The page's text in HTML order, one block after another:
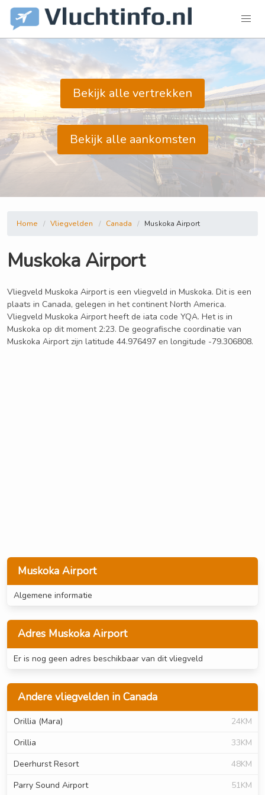
Bekijk alle vertrekken
Bekijk alle aankomsten
Muskoka Airport
Algemene informatie
Adres Muskoka Airport
Er is nog geen adres beschikbaar van dit vliegveld
Andere vliegvelden in Canada
Orillia (Mara)
24KM
Orillia
33KM
Deerhurst Resort
48KM
Parry Sound Airport
51KM
Home Vliegvelden Canada Muskoka Airport
Muskoka Airport
Vliegveld Muskoka Airport is een vliegveld in Muskoka. Dit is een
plaats in Canada, gelegen in het continent North America.
Vliegveld Muskoka Airport heeft de iata code YQA. Het is in
Muskoka op dit moment 2:23. De geografische coordinatie van
Muskoka Airport zijn latitude 44.976497 en longitude -79.306808.